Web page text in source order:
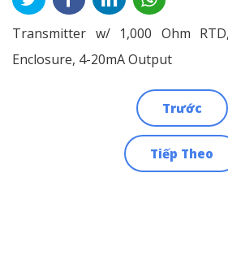
Transmitter w/ 1,000 Ohm
Enclosure, 4-20mA Output
Trước
Tiếp Theo